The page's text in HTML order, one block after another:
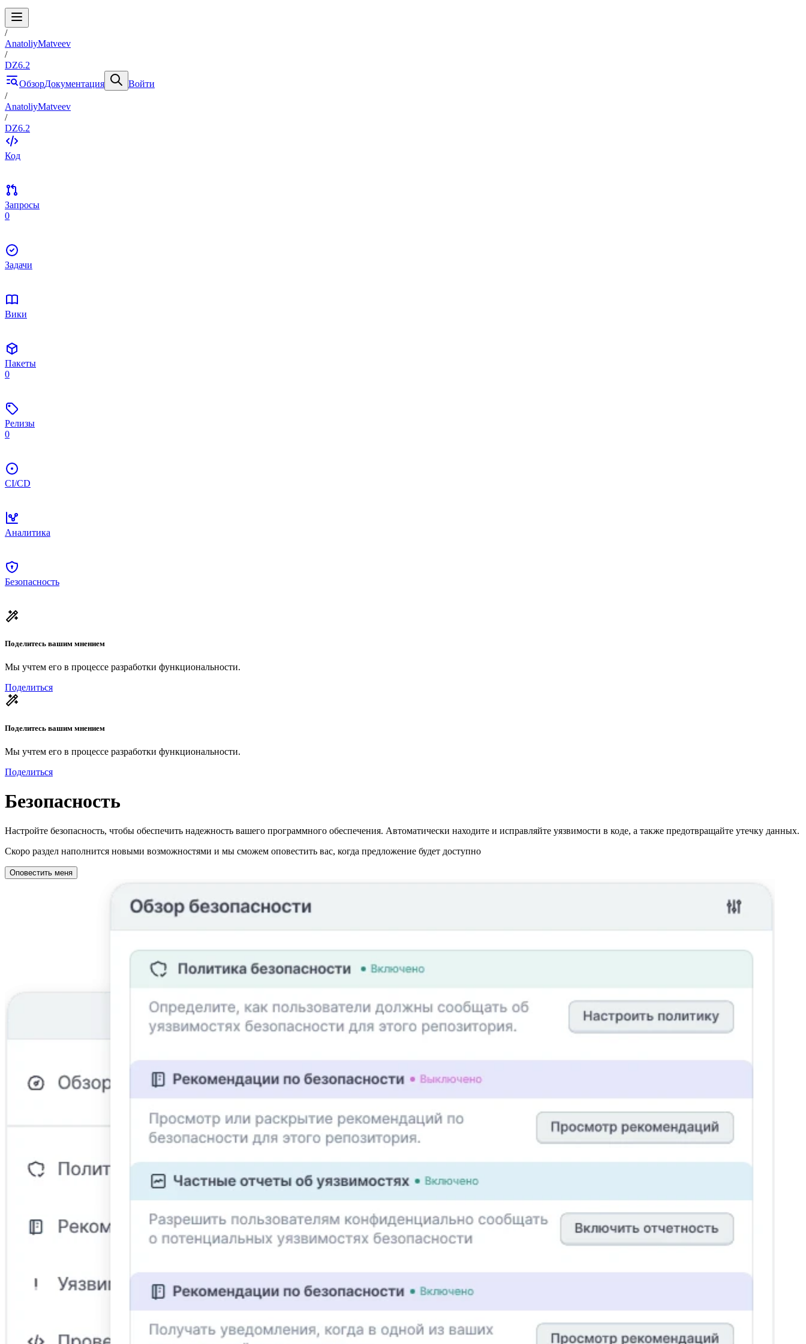
/
AnatoliyMatveev
/
DZ6.2
ОбзорДокументация
Войти
/
AnatoliyMatveev
/
DZ6.2
Код
Запросы
0
Задачи
Вики
Пакеты
0
Релизы
0
CI/CD
Аналитика
Безопасность
Поделитесь вашим мнением
Мы учтем его в процессе разработки функциональности.
Поделиться
Поделитесь вашим мнением
Мы учтем его в процессе разработки функциональности.
Поделиться
Безопасность
Настройте безопасность, чтобы обеспечить надежность вашего программного обеспечения. Автоматически находите и исправляйте уязвимости в коде, а также предотвращайте утечку данных.
Скоро раздел наполнится новыми возможностями и мы сможем оповестить вас, когда предложение будет доступно
Оповестить меня